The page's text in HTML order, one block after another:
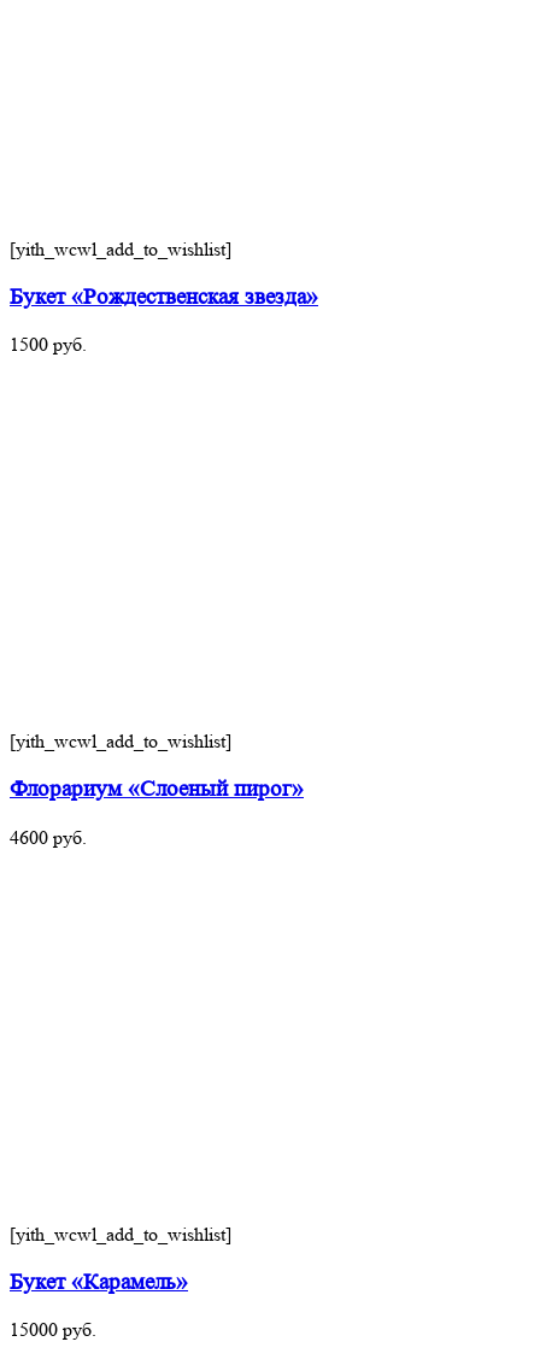
[yith_wcwl_add_to_wishlist]
Букет «Рождественская звезда»
1500 руб.
[yith_wcwl_add_to_wishlist]
Флорариум «Слоеный пирог»
4600 руб.
[yith_wcwl_add_to_wishlist]
Букет «Карамель»
15000 руб.